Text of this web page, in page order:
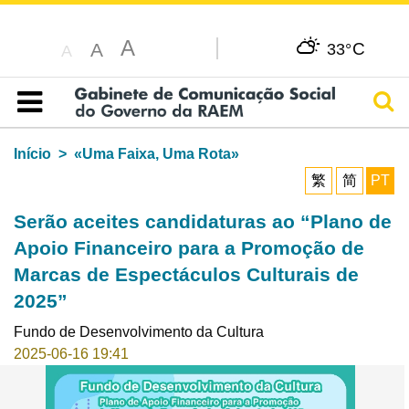
A A A 33°C
Índice
Início
«Uma Faixa, Uma Rota»
繁
简 PT
Serão aceites candidaturas ao “Plano de
Apoio Financeiro para a Promoção de
Marcas de Espectáculos Culturais de
2025”
Fundo de Desenvolvimento da Cultura
2025-06-16 19:41